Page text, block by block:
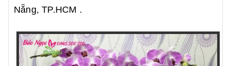
Nẵng, TP.HCM .